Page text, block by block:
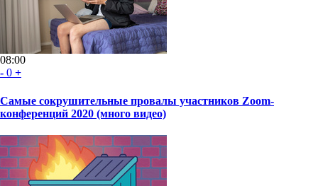
08:00
- 0 +
Самые сокрушительные провалы участников Zoom-
конференций 2020 (много видео)